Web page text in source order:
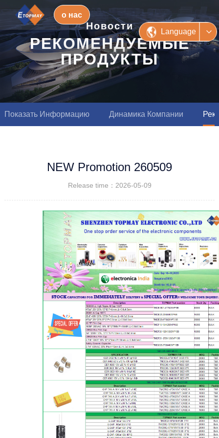
о нас
Language
Новости
РЕКОМЕНДУЕМЫЕ
ПРОДУКТЫ
Показать Информацию Динамика Компании
NEW Promotion 260509
Release time：2026-05-09